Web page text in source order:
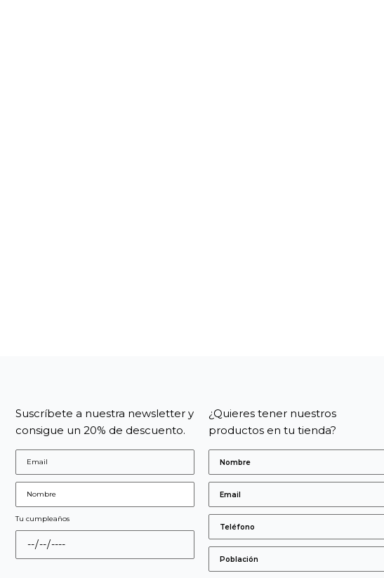
Suscríbete a nuestra newsletter y
consigue un 20% de descuento.
Tu cumpleaños
¿Quieres tener nuestros
productos en tu tienda?